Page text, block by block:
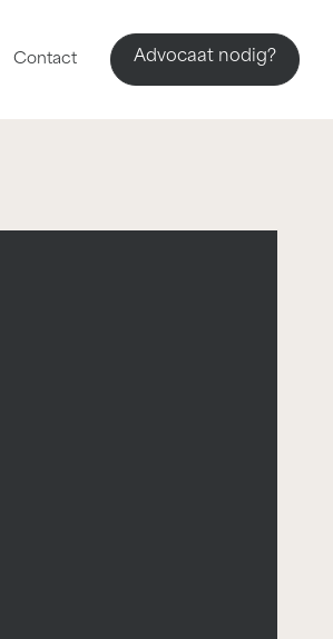
Contact Advocaat nodig?